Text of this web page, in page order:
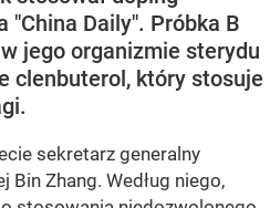
"China Daily". Próbka B
jego organizmie sterydu
clenbuterol, który stosuje
sekretarz generalny
Zhang. Według niego,